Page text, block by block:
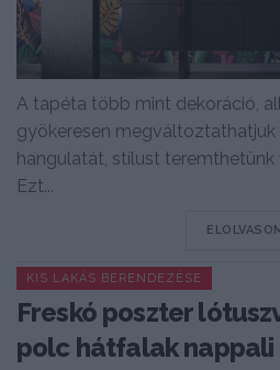
A tapéta több mint dekoráció,
gyökeresen megváltoztathatjuk
hangulatát, stílust
Ezt...
KIS LAKÁS BERENDEZÉSE
Freskó poszter
polc hátfalak nappali